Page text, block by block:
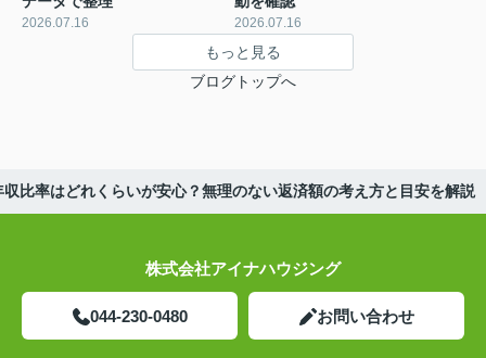
2026.07.16 2026.07.16
もっと見る
ブログトップへ
比率はどれくらいが安心？無理のない返済額の考え方と目安を解説
株式会社アイナハウジング
044-230-0480 お問い合わせ